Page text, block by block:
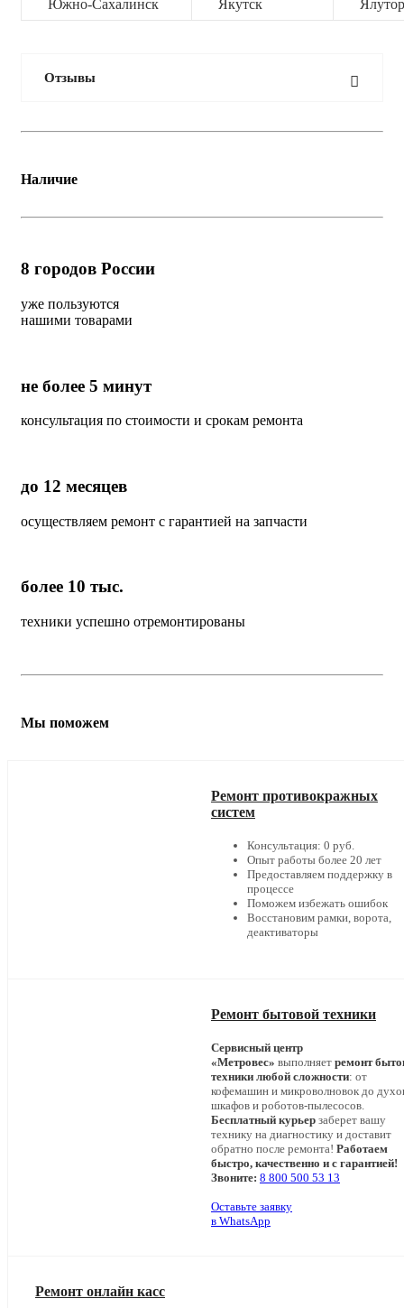
Южно-Сахалинск Якутск
Отзывы
Наличие
8 городов России
уже пользуются
нашими товарами
не более 5 минут
консультация по стоимости и срокам ремонта
до 12 месяцев
осуществляем ремонт с гарантией на запчасти
более 10 тыс.
техники успешно отремонтированы
Мы поможем
Ремонт противокражных
систем
Консультация: 0 руб.
Опыт работы более 20 лет
Предоставляем поддержку в
процессе
Поможем избежать ошибок
Восстановим рамки, ворота,
деактиваторы
Ремонт бытовой техники
Сервисный центр
«Метровес» выполняет ремонт
техники любой сложности: от
кофемашин и микроволновок до
шкафов и роботов-пылесосов.
Бесплатный курьер заберет вашу
технику на диагностику и доставит
обратно после ремонта! Работаем
быстро, качественно и с гарантией!
Звоните: 8 800 500 53 13
Оставьте заявку
в WhatsApp
Ремонт онлайн касс